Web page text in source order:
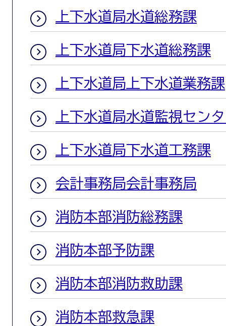
上下水道局水道総務課
上下水道局下水道総務課
上下水道局上下水道業務課
上下水道局水道監視セン
上下水道局下水道工務課
会計事務局会計事務局
消防本部消防総務課
消防本部予防課
消防本部消防救助課
消防本部救急課